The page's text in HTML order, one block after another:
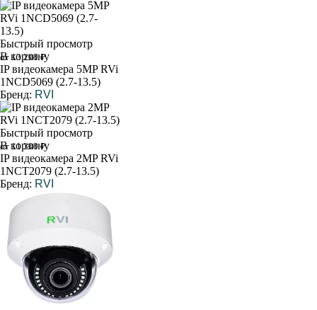
Быстрый просмотр
В корзину
от 13 200 ₽
IP видеокамера 5MP RVi
1NCD5069 (2.7-13.5)
Бренд: RVI
Быстрый просмотр
В корзину
от 11 300 ₽
IP видеокамера 2MP RVi
1NCT2079 (2.7-13.5)
Бренд: RVI